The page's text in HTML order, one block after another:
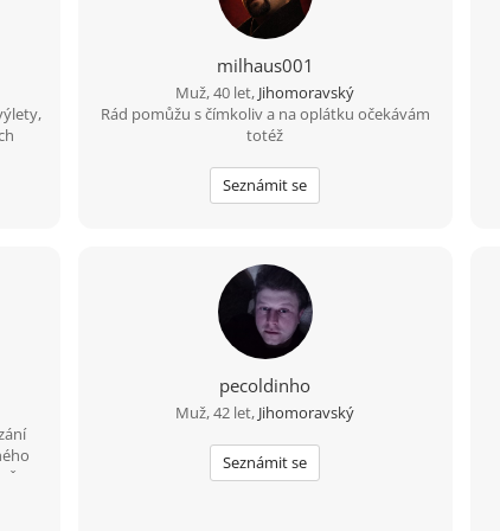
... .
ako
to
mi
tu
milhaus001
Muž, 40 let, Jihomoravský
Rád pomůžu s čímkoliv a na oplátku očekávám
totéž
Seznámit se
pecoldinho
Muž, 42 let, Jihomoravský
Seznámit se